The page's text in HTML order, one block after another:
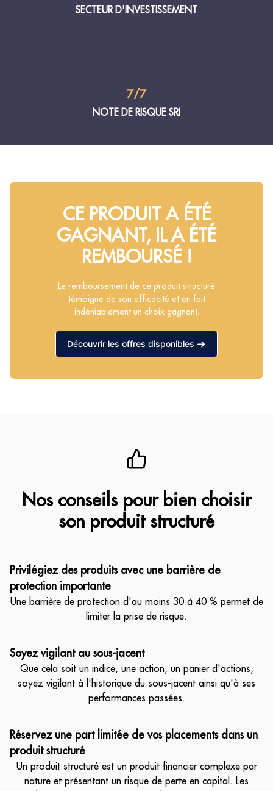
SECTEUR D'INVESTISSEMENT
7/7
NOTE DE RISQUE SRI
CE PRODUIT A ÉTÉ
GAGNANT, IL A ÉTÉ
REMBOURSÉ !
Le remboursement de ce produit structuré
témoigne de son efficacité et en fait
indéniablement un choix gagnant.
Découvrir les offres disponibles
Nos conseils pour bien choisir
son produit structuré
Privilégiez des produits avec une barrière de
protection importante
Une barrière de protection d'au moins 30 à 40 % permet de
limiter la prise de risque.
Soyez vigilant au sous-jacent
Que cela soit un indice, une action, un panier d'actions,
soyez vigilant à l'historique du sous-jacent ainsi qu'à ses
performances passées.
Réservez une part limitée de vos placements dans un
produit structuré
Un produit structuré est un produit financier complexe par
nature et présentant un risque de perte en capital. Les